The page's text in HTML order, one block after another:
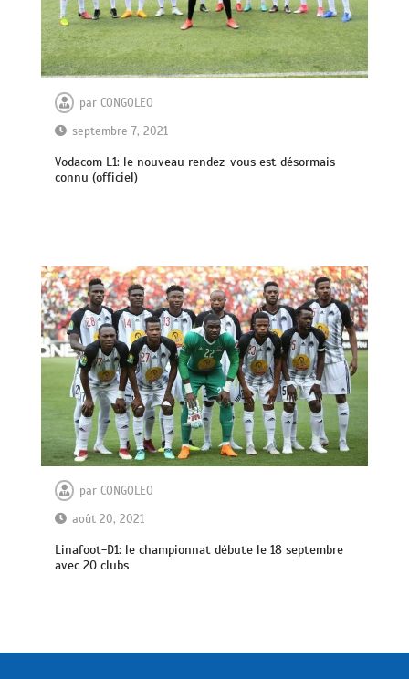
parCONGOLEO
septembre 7, 2021
Vodacom L1: le nouveau rendez-vous est désormais
connu (officiel)
parCONGOLEO
août 20, 2021
Linafoot-D1: le championnat débute le 18 septembre
avec 20 clubs